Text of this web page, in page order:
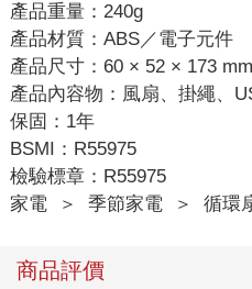
產品重量：240g
產品材質：ABS／電子元件
產品尺寸：60 × 52 × 173 mm
產品內容物：風扇、掛繩、
保固：1年
BSMI：R55975
檢驗標章：R55975
家電
＞ 季節家電 ＞ 循環
商品評價